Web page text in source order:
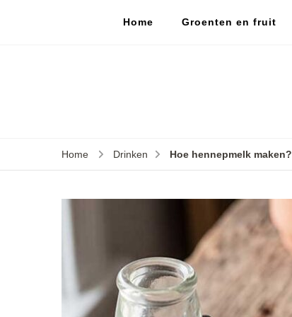
Home Groenten en fruit
Home Drinken Hoe hennepmelk maken?